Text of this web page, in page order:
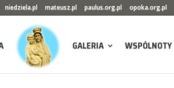
niedziela.pl mateusz.pl paulus.org.pl opoka.org.pl
GALERIA WSPÓLNOTY